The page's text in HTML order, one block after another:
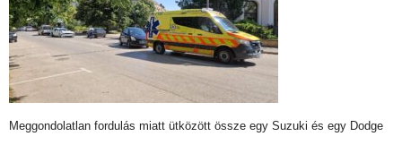
Meggondolatlan fordulás miatt ütközött össze egy Suzuki és egy Dodge